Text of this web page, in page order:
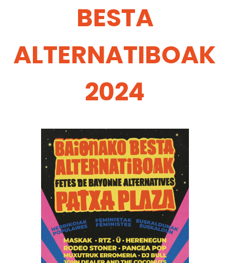
BESTA
ALTERNATIBOAK
2024